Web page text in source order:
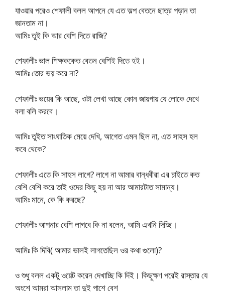
যাওয়ার পরেও শেফালী বলল আপনে যে এত অল্প বেতনে ছাত্র পড়ান তা
জানতাম না।
আমিঃ তুই কি আর বেশি দিতে রাজি?
শেফালীঃ ভাল শিক্ষককেত বেতন বেশিই দিতে হই।
আমিঃ তোর ভয় করে না?
শেফালীঃ ভয়ের কি আছে, ওটা লেখা আছে কোন জায়গায় যে লোকে দেখে
বলা বলি করবে।
আমিঃ তুইত সাংঘাতিক মেয়ে দেখি, আগেত এমন ছিল না, এত সাহস হল
কবে থেকে?
শেফালীঃ এতে কি সাহস লাগে? লাগে না আমার বান্ধবীরা এর চাইতে কত
বেশি বেশি করে তাই ওদের কিছু হয় না আর আমারটাত সামান্য।
আমিঃ মানে, কে কি করছে?
শেফালীঃ আপনার বেশি লাগবে কি না বলেন, আমি এখনি দিচ্ছি।
আমিঃ কি দিবি( আমার ভালই লাগতেছিল ওর কথা গুলো)?
ও শুধু বলল একটু ওয়েট করেন দেখাচ্ছি কি দিই। কিছুক্ষণ পরেই রাস্তার যে
অংশে আমরা আসলাম তা দুই পাশে বেশ